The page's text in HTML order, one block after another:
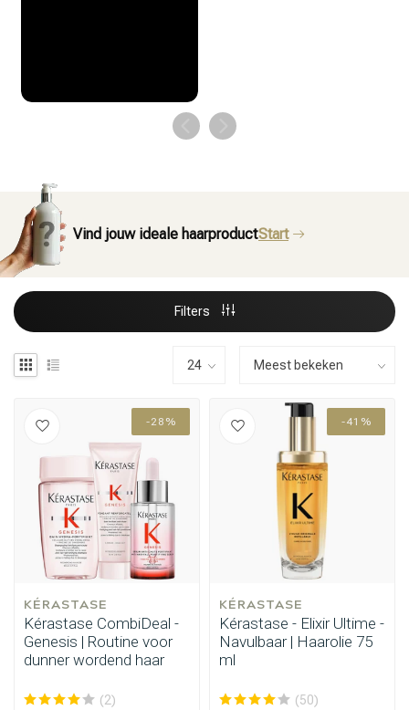
Vind jouw ideale haarproductStart
Filters
-28%
KÉRASTASE
Kérastase CombiDeal -
Genesis | Routine voor
dunner wordend haar
(2)
-41%
KÉRASTASE
Kérastase - Elixir Ultime -
Navulbaar | Haarolie 75
ml
(50)